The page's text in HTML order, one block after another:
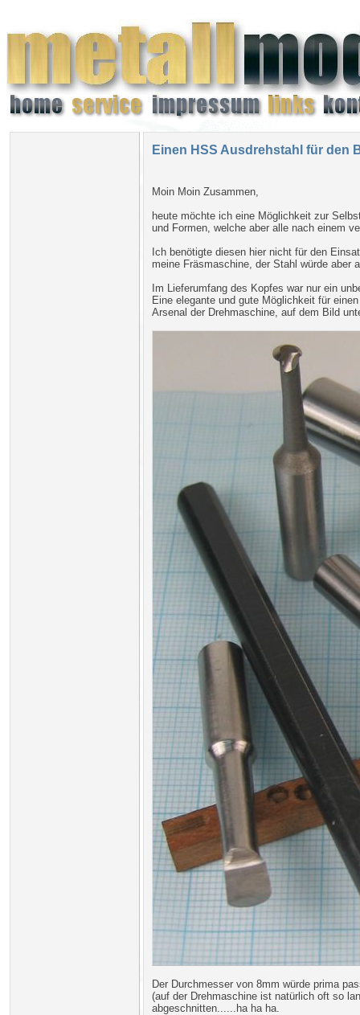
Einen HSS Ausdrehstahl für den
Moin Moin Zusammen,
heute möchte ich eine Möglichkeit zur
und Formen, welche aber alle nach einem
Ich benötigte diesen hier nicht für den
meine Fräsmaschine, der Stahl würde aber
Im Lieferumfang des Kopfes war nur ein
Eine elegante und gute Möglichkeit für
Arsenal der Drehmaschine, auf dem Bild
Der Durchmesser von 8mm würde prima
(auf der Drehmaschine ist natürlich oft so
abgeschnitten......ha ha ha.